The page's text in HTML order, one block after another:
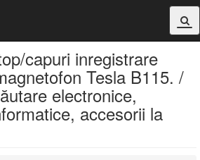
capuri inregistrare
Tesla B115. /
electronice,
accesorii la